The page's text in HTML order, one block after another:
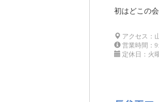
初はどこの
アクセス：
営業時間：
定休日：火